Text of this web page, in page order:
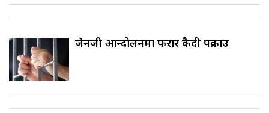
जेनजी आन्दोलनमा फरार कैदी पक्राउ